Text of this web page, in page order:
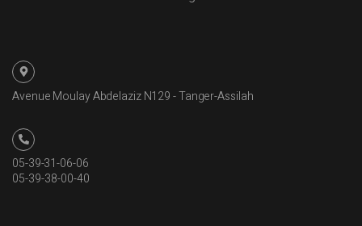
Avenue Moulay Abdelaziz N129 - Tanger-Assilah
05-39-31-06-06
05-39-38-00-40